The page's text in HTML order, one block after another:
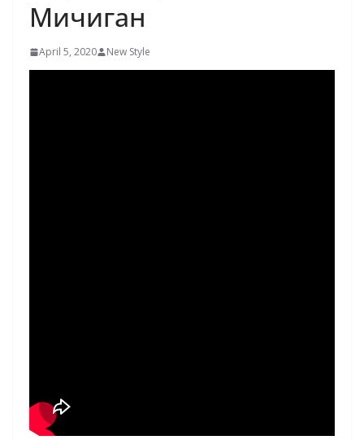
Мичиган
April 5, 2020 New Style